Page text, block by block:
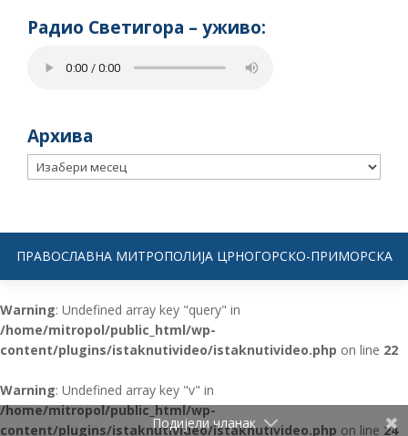
Радио Светигора – yживо:
Архива
Архива
ПРАВОСЛАВНА МИТРОПОЛИЈА ЦРНОГОРСКО-ПРИМОРСКА
Warning: Undefined array key "query" in
/home/mitropol/public_html/wp-
content/plugins/istaknutivideo/istaknutivideo.php on line 22
Warning: Undefined array key "v" in
/home/mitropol/public_html/wp-
content/plugins/istaknutivideo/istaknutivideo.php on line 24
Подијели чланак